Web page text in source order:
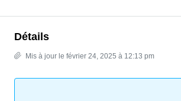
Détails
Mis à jour le février 24, 2025 à 12:13 pm